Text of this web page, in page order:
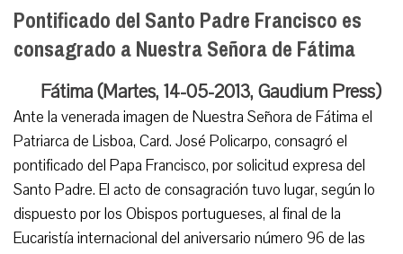
Pontificado del Santo Padre Francisco es
consagrado a Nuestra Señora de Fátima
Fátima (Martes, 14-05-2013, Gaudium Press)
Ante la venerada imagen de Nuestra Señora de Fátima el
Patriarca de Lisboa, Card. José Policarpo, consagró el
pontificado del Papa Francisco, por solicitud expresa del
Santo Padre. El acto de consagración tuvo lugar, según lo
dispuesto por los Obispos portugueses, al final de la
Eucaristía internacional del aniversario número 96 de las